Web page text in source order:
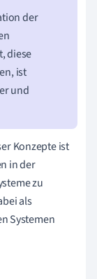
der
diese
ist
und
Konzepte ist
in der
zu
als
Systemen